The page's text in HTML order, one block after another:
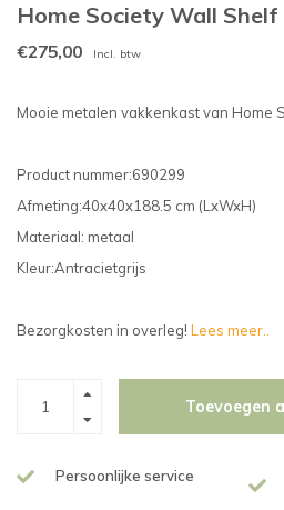
Home Society Wall Shelf
€275,00 Incl. btw
Mooie metalen vakkenkast van Home
Product nummer:690299
Afmeting:40x40x188.5 cm (LxWxH)
Materiaal: metaal
Kleur:Antracietgrijs
Bezorgkosten in overleg! Lees meer..
Toevoegen
Persoonlijke service